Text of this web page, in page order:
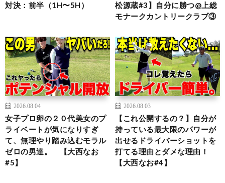
対決：前半（1H〜5H）
松源蔵#3】自分に勝つ@上総
モナークカントリークラブ③
2026.08.04
女子プロ卵の２０代美女のプ
ライベートが気になりすぎ
て、無理やり踏み込むモラル
ゼロの男達。 【大西なお
#5】
2026.08.03
【これ公開するの？】自分が
持っている最大限のパワーが
出せるドライバーショットを
打てる理由とダメな理由！
【大西なお#4】